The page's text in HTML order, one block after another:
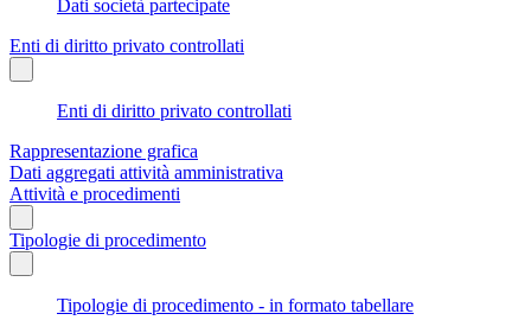
Dati società partecipate
Enti di diritto privato controllati
Enti di diritto privato controllati
Rappresentazione grafica
Dati aggregati attività amministrativa
Attività e procedimenti
Tipologie di procedimento
Tipologie di procedimento - in formato tabellare